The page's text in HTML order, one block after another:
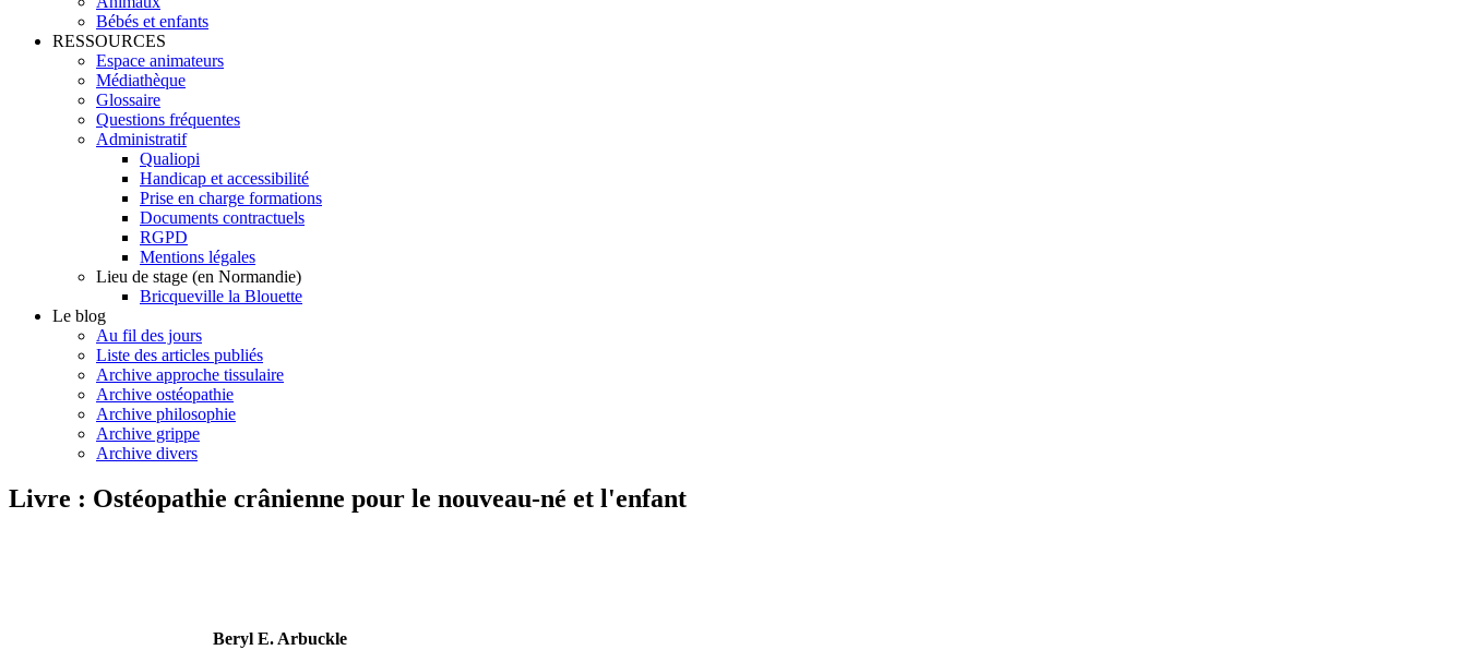
Bébés et enfants
RESSOURCES
Espace animateurs
Médiathèque
Glossaire
Questions fréquentes
Administratif
Qualiopi
Handicap et accessibilité
Prise en charge formations
Documents contractuels
RGPD
Mentions légales
Lieu de stage (en Normandie)
Bricqueville la Blouette
Le blog
Au fil des jours
Liste des articles publiés
Archive approche tissulaire
Archive ostéopathie
Archive philosophie
Archive grippe
Archive divers
Livre : Ostéopathie crânienne pour le nouveau-né et l'enfant
Beryl E. Arbuckle